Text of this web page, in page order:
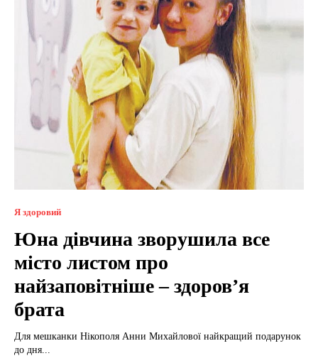
Я здоровий
Юна дівчина зворушила все
місто листом про
найзаповітніше – здоров’я
брата
Для мешканки Нікополя Анни Михайлової найкращий подарунок
до дня...